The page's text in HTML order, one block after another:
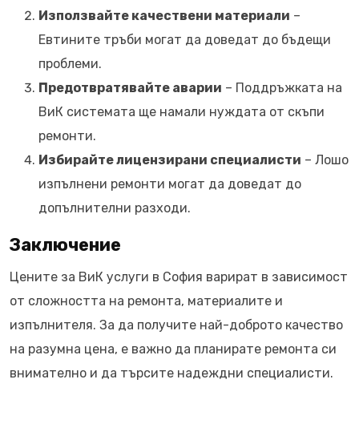
Използвайте качествени материали –
Евтините тръби могат да доведат до бъдещи
проблеми.
Предотвратявайте аварии – Поддръжката на
ВиК системата ще намали нуждата от скъпи
ремонти.
Избирайте лицензирани специалисти – Лошо
изпълнени ремонти могат да доведат до
допълнителни разходи.
Заключение
Цените за ВиК услуги в София варират в зависимост
от сложността на ремонта, материалите и
изпълнителя. За да получите най-доброто качество
на разумна цена, е важно да планирате ремонта си
внимателно и да търсите надеждни специалисти.